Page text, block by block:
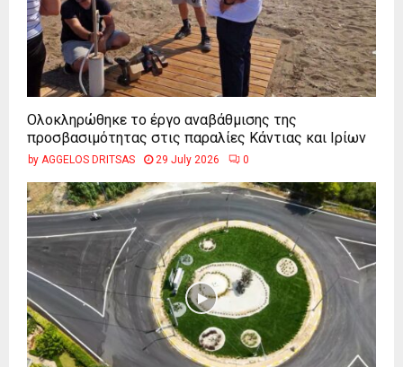
Ολοκληρώθηκε το έργο αναβάθμισης της
προσβασιμότητας στις παραλίες Κάντιας και Ιρίων
by AGGELOS DRITSAS 29 July 2026 0